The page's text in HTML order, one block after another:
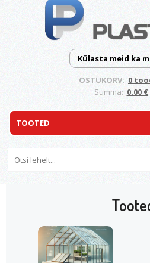
Külasta meid ka
OSTUKORV: 0
Summa: 0.00 €